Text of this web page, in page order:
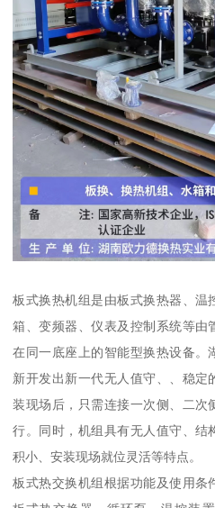
板式换热机组是由板式换热器、温
箱、变频器、仪表及控制系统等由
在同一底座上的智能型换热设备。
新开发出新一代无人值守、、稳定
装现场后，只需连接一次侧、二次
行。同时，机组具有无人值守、结
积小、安装现场就位灵活等特点。
板式热交换机组根据功能及使用条